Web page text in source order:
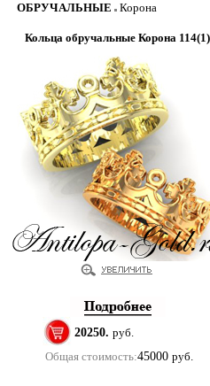
ОБРУЧАЛЬНЫЕ Корона
Кольца обручальные Корона 114(1)
20250. руб.
Общая стоимость:45000 руб.